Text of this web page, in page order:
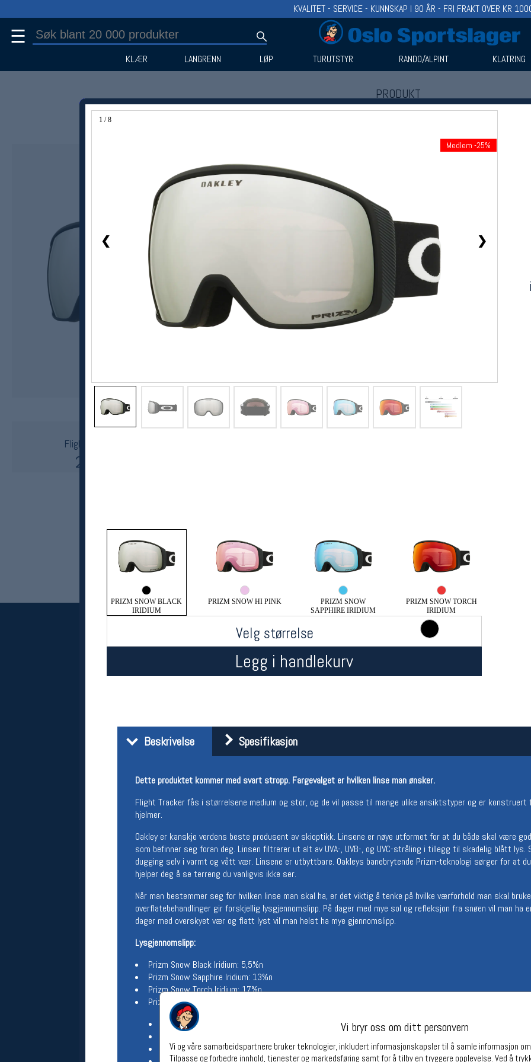
1 / 8
❮ ❯
Medlem -25%
PRIZM SNOW BLACK
IRIDIUM
PRIZM SNOW HI PINK
PRIZM SNOW
SAPPHIRE IRIDIUM
PRIZM SNOW TORCH
IRIDIUM
Velg størrelse
Legg i handlekurv
Beskrivelse Spesifikasjon
Dette produktet kommer med svart stropp. Fargevalget er hvilken linse man ønsker.
Flight Tracker fås i størrelsene medium og stor, og de vil passe til mange ulike ansiktstyper og er
hjelmer.
Oakley er kanskje verdens beste produsent av skioptikk. Linsene er nøye utformet for at du både skal være
som befinner seg foran deg. Linsen filtrerer ut alt av UVA-, UVB-, og UVC-stråling i tillegg til skadelig blått
dugging selv i varmt og vått vær. Linsene er utbyttbare. Oakleys banebrytende Prizm-teknologi sørger for at
hjelper deg å se terreng du vanligvis ikke ser.
Når man bestemmer seg for hvilken linse man skal ha, er det viktig å tenke på hvilke værforhold man skal
overflatebehandlinger gir forskjellig lysgjennomslipp. På dager med mye sol og refleksjon fra snøen vil man ha
dager med overskyet vær og flatt lyst vil man helst ha mye gjennomslipp.
Lysgjennomslipp:
Prizm Snow Black Iridium: 5,5%n
Prizm Snow Sapphire Iridium: 13%n
Prizm Snow Torch Iridium: 17%n
Prizm snow Hi Pink: 46%n
100% beskyttelse mot UVA, UVB og UVC i tillegg til skadelig blått lys opp til 400 m
Leveres med oppevaringspose
Vi bryr oss om ditt personvern
Vi og våre samarbeidspartnere bruker teknologier, inkludert informasjonskapsler til å samle informasjon
Tilpasse og forbedre innhold, tjenester og markedsføring samt for å tilby en tryggere opplevelse. Ved å
KVALITET - SERVICE - KUNNSKAP I 90 ÅR - FRI FRAKT OVER KR
☰
KLÆR LANGRENN LØP TURUTSTYR RANDO/ALPINT KLATRING
PRODUKT
Produkter (1)
Medlem -25%
Oakley
Flight Tracker L - Matte Black stropp
2040,-
Her finner du oss
Telefon: 23 32 62 00
(telefontid man-fredag klokken 10-13)
Vis i kart
Åpningstider butikk
Åpningstider verkstedet
Lørdag:
11-16
Om verkstedet
For å bestille time må du logge inn i
nettbutikken og trykke på den
Betingelser
Personsvernerklæring
Informasjonskapsler
Bærekraft
Følg oss på Partnere